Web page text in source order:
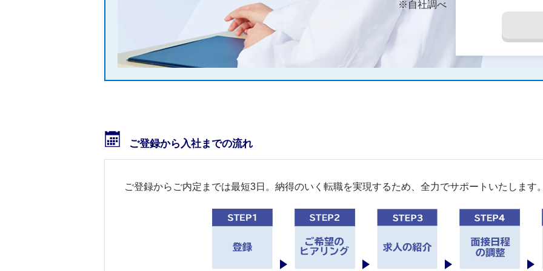
※自社調べ
ご登録から入社までの流れ
ご登録からご内定までは最短3日。納得のいく転職を実現するため、全力でサポートいたします